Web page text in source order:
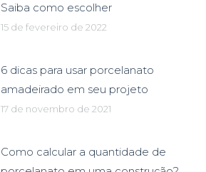
Saiba como escolher
15 de fevereiro de 2022
6 dicas para usar porcelanato
amadeirado em seu projeto
17 de novembro de 2021
Como calcular a quantidade de